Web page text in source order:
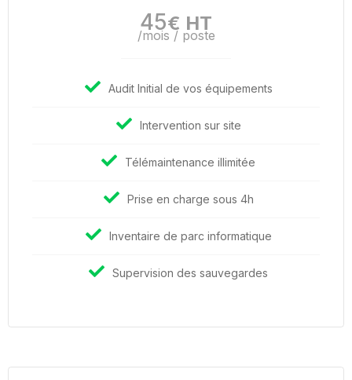
45€ HT
/mois / poste
Audit Initial de vos équipements
Intervention sur site
Télémaintenance illimitée
Prise en charge sous 4h
Inventaire de parc informatique
Supervision des sauvegardes